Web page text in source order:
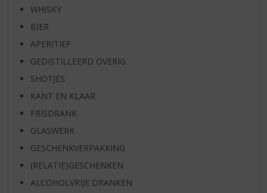
WHISKY
BIER
APERITIEF
GEDISTILLEERD OVERIG
SHOTJES
KANT EN KLAAR
FRISDRANK
GLASWERK
GESCHENKVERPAKKING
(RELATIE)GESCHENKEN
ALCOHOLVRIJE DRANKEN